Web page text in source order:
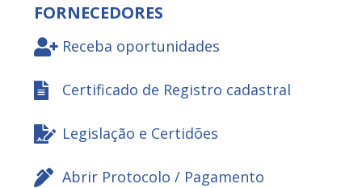
FORNECEDORES
Receba oportunidades
Certificado de Registro cadastral
Legislação e Certidões
Abrir Protocolo / Pagamento